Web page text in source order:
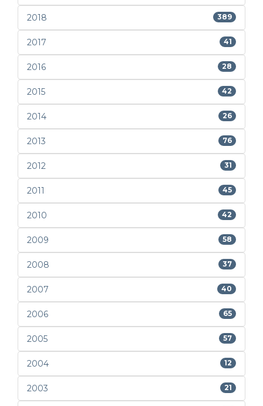
2018 389
2017 41
2016 28
2015 42
2014 26
2013 76
2012 31
2011 45
2010 42
2009 58
2008 37
2007 40
2006 65
2005 57
2004 12
2003 21